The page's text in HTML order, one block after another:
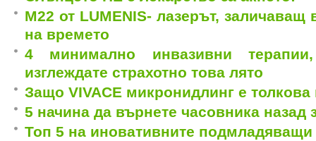
M22 от LUMENIS- лазерът, заличаващ
на времето
4 минимално инвазивни
изглеждате страхотно това лято
Защо VIVACE микронидлинг е
5 начина да върнете часовника назад
Топ 5 на иновативните подмладяващи